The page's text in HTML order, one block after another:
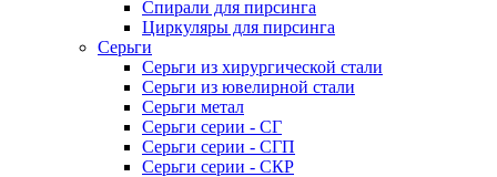
Спирали для пирсинга
Циркуляры для пирсинга
Серьги
Серьги из хирургической стали
Серьги из ювелирной стали
Серьги метал
Серьги серии - СГ
Серьги серии - СГП
Серьги серии - СКР